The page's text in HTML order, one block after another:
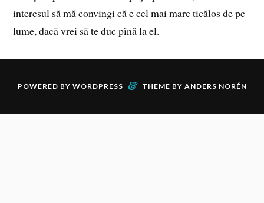
interesul să mă convingi că e cel mai mare ticălos de pe
lume, dacă vrei să te duc pînă la el.
POWERED BY WORDPRESS & THEME BY ANDERS NORÉN